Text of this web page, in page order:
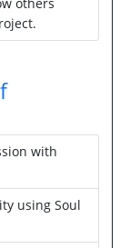
with
using Soul